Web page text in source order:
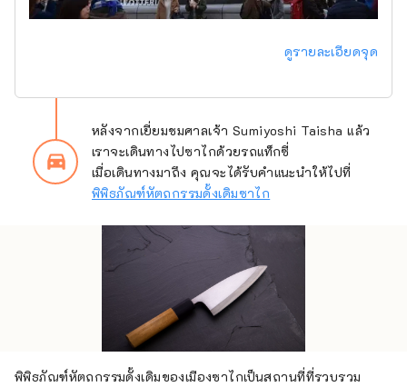
ดูรายละเอียดจุด
directions_car_filled
หลังจากเยี่ยมชมศาลเจ้า Sumiyoshi Taisha แล้ว
เราจะเดินทางไปซาไกด้วยรถแท็กซี่
เมื่อเดินทางมาถึง คุณจะได้รับคำแนะนำให้ไปที่
พิพิธภัณฑ์หัตถกรรมดั้งเดิมซาไก
พิพิธภัณฑ์หัตถกรรมดั้งเดิมของเมืองซาไกเป็นสถานที่ที่รวบรวม